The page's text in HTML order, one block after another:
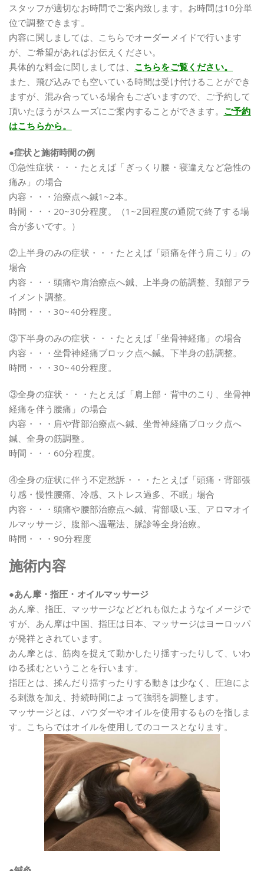
スタッフが適切なお時間でご案内致します。お時間は10分単
位で調整できます。
内容に関しましては、こちらでオーダーメイドで行います
が、ご希望があればお伝えください。
具体的な料金に関しましては、 こちらをご覧ください。
また、飛び込みでも空いている時間は受け付けることができ
ますが、混み合っている場合もございますので、ご予約して
頂いたほうがスムーズにご案内することができます。 ご予約
はこちらから。
●症状と施術時間の例
①急性症状 ・・・たとえば「ぎっくり腰・寝違えなど急性の
痛み」の場合
内容・・・治療点へ鍼1~2本。
時間・・・20~30分程度。（1~2回程度の通院で終了する場
合が多いです。）
②上半身のみの症状・・・たとえば「頭痛を伴う肩こり」の
場合
内容・・・頭痛や肩治療点へ鍼、上半身の筋調整、頚部アラ
イメント調整。
時間・・・30~40分程度。
③下半身のみの症状・・・たとえば「坐骨神経痛」の場合
内容・・・坐骨神経痛ブロック点へ鍼。下半身の筋調整。
時間・・・30~40分程度。
③全身の症状・・・たとえば「肩上部・背中のこり、坐骨神
経痛を伴う腰痛」の場合
内容・・・肩や背部治療点へ鍼、坐骨神経痛ブロック点へ
鍼、全身の筋調整。
時間・・・60分程度。
④全身の症状に伴う不定愁訴・・・たとえば「頭痛・背部張
り感・慢性腰痛、冷感、ストレス過多、不眠」場合
内容・・・頭痛や腰部治療点へ鍼、背部吸い玉、アロマオイ
ルマッサージ、腹部へ温罨法、脈診等全身治療。
時間・・・90分程度
施術内容
●あん摩・指圧・オイルマッサージ
あん摩、指圧、マッサージなどどれも似たようなイメージで
すが、あん摩は中国、指圧は日本、マッサージはヨーロッパ
が発祥とされています。
あん摩とは、筋肉を捉えて動かしたり揺すったりして、いわ
ゆる揉むということを行います。
指圧とは、揉んだり揺すったりする動きは少なく、圧迫によ
る刺激を加え、持続時間によって強弱を調整します。
マッサージとは、パウダーやオイルを使用するものを指しま
す。こちらではオイルを使用してのコースとなります。